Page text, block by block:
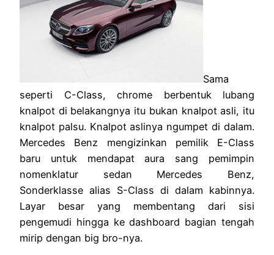
Sama
seperti C-Class, chrome berbentuk lubang
knalpot di belakangnya itu bukan knalpot asli, itu
knalpot palsu. Knalpot aslinya ngumpet di dalam.
Mercedes Benz mengizinkan pemilik E-Class
baru untuk mendapat aura sang pemimpin
nomenklatur sedan Mercedes Benz,
Sonderklasse alias S-Class di dalam kabinnya.
Layar besar yang membentang dari sisi
pengemudi hingga ke dashboard bagian tengah
mirip dengan big bro-nya.